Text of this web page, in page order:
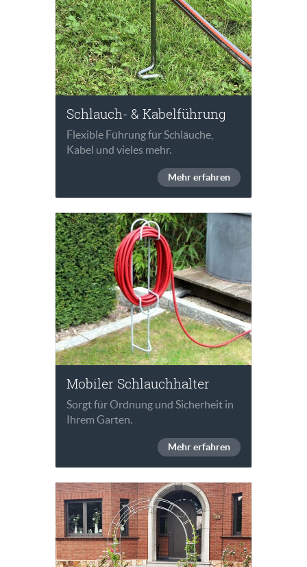
Schlauch- & Kabelführung
Flexible Führung für Schläuche,
Kabel und vieles mehr.
Mehr erfahren
Mobiler Schlauchhalter
Sorgt für Ordnung und Sicherheit in
Ihrem Garten.
Mehr erfahren